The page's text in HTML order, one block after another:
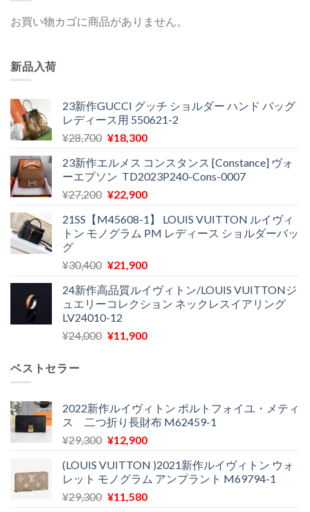
お買い物カゴに商品がありません。
新品入荷
23新作GUCCI グッチ ショルダー ハンド バッグ
レディース用 550621-2
¥28,700 元
価
格
は
で
し
¥18,300現
の
価
格
¥18,300
で
23新作エルメス コンスタンス [Constance] ヴォ
ーエプソン TD2023P240-Cons-0007
¥27,200 元
価
格
¥27,200
し
た。
¥22,900現
の
価
は
で
す。
21SS【M45608-1】 LOUIS VUITTON ルイヴィ
トン モノグラム PM レディース ショルダーバッ
グ
¥30,400 元
価
格
は
¥30,400
¥21,900現
の
価
は
24新作高品質ルイヴィトン/LOUIS VUITTONジ
ュエリーコレクション ネックレスイアリング
LV24010-12
¥24,000 元
¥24,000
で
し
¥11,900現
は
¥11,900
で
ベストセラー
2022新作ルイヴィトン ポルトフォイユ・メティ
ス 二つ折り長財布 M62459-1
¥29,300 元
価
格
は
¥12,900現
の
価
格
(LOUIS VUITTON )2021新作ルイヴィトン ウォ
レット モノグラム アンプラント M69794-1
¥29,300 元
¥11,580現